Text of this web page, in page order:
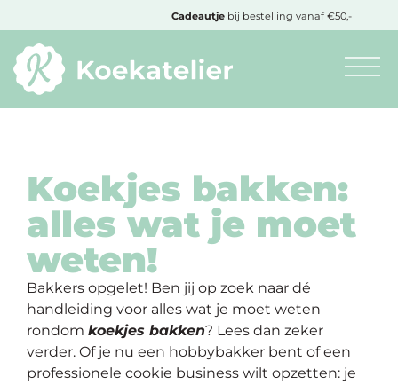
Minimum
Nieuwe
producten
Producten
op
soort
bij bestelling vanaf €50,-
Koekjes bakken:
alles wat je moet
weten!
Bakkers opgelet! Ben jij op zoek naar dé
handleiding voor alles wat je moet weten
rondom koekjes bakken? Lees dan zeker
verder. Of je nu een hobbybakker bent of een
professionele cookie business wilt opzetten: je